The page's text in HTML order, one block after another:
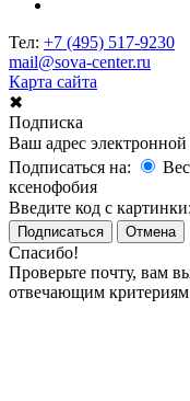
Тел: +7 (495) 517-9230
mail@sova-center.ru
Карта сайта
✖
Подписка
Ваш адрес
Подписаться на:
ксенофобия
Введите код с картинки:
Подписаться
Отмена
Спасибо!
Проверьте почту, вам
отвечающим критериям